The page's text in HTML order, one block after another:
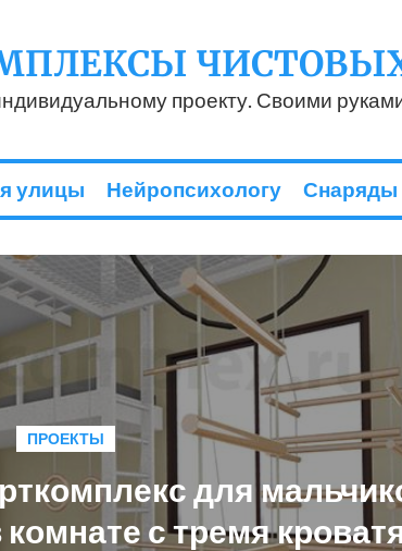
проекту. Своими
улицы Нейропсихологу Снаряды
ПРОЕКТЫ
для
с тремя